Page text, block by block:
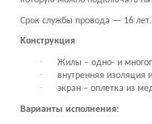
Срок службы провода — 16 лет.
Конструкция
· Жилы – одно- и
· внутренняя изоляция
· экран – оплетка из
Варианты исполнения: